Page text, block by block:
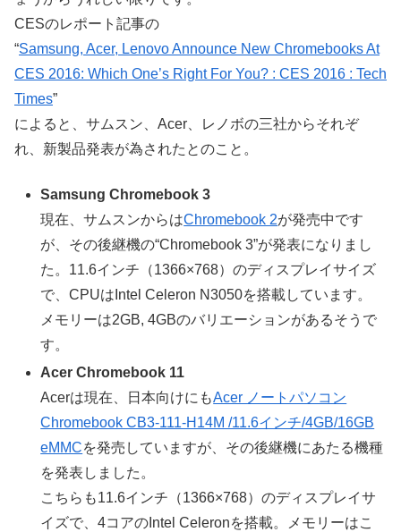
CESのレポート記事の
“Samsung, Acer, Lenovo Announce New Chromebooks At
CES 2016: Which One’s Right For You? : CES 2016 : Tech
Times”
によると、サムスン、Acer、レノボの三社からそれぞ
れ、新製品発表が為されたとのこと。
Samsung Chromebook 3
現在、サムスンからはChromebook 2が発売中です
が、その後継機の“Chromebook 3”が発表になりまし
た。11.6インチ（1366×768）のディスプレイサイズ
で、CPUはIntel Celeron N3050を搭載しています。
メモリーは2GB, 4GBのバリエーションがあるそうで
す。
Acer Chromebook 11
Acerは現在、日本向けにもAcer ノートパソコン
Chromebook CB3-111-H14M /11.6インチ/4GB/16GB
eMMCを発売していますが、その後継機にあたる機種
を発表しました。
こちらも11.6インチ（1366×768）のディスプレイサ
イズで、4コアのIntel Celeronを搭載。メモリーはこ